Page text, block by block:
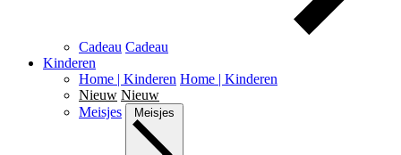
Cadeau Cadeau
Kinderen
Home | Kinderen Home | Kinderen
Nieuw Nieuw
Meisjes
Meisjes